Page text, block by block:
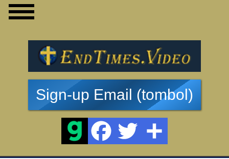
Sign-up Email (tombol)